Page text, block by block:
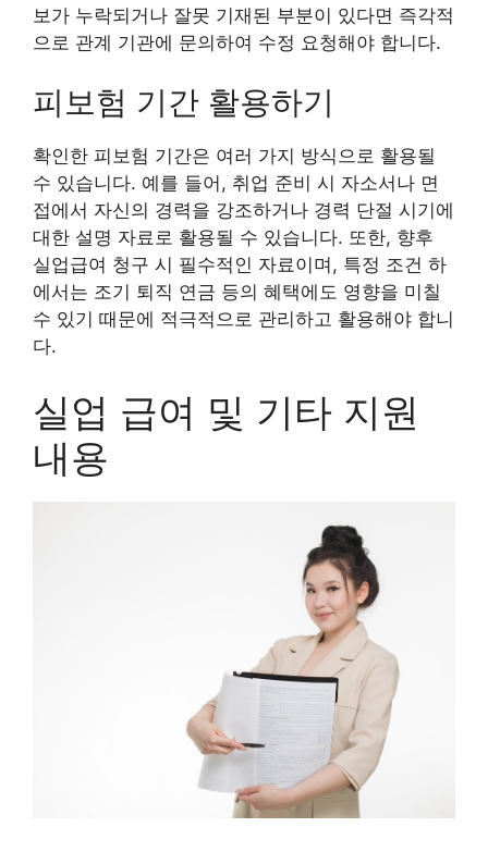
보가 누락되거나 잘못 기재된 부분이 있다면 즉각적
으로 관계 기관에 문의하여 수정 요청해야 합니다.
피보험 기간 활용하기
확인한 피보험 기간은 여러 가지 방식으로 활용될
수 있습니다. 예를 들어, 취업 준비 시 자소서나 면
접에서 자신의 경력을 강조하거나 경력 단절 시기에
대한 설명 자료로 활용될 수 있습니다. 또한, 향후
실업급여 청구 시 필수적인 자료이며, 특정 조건 하
에서는 조기 퇴직 연금 등의 혜택에도 영향을 미칠
수 있기 때문에 적극적으로 관리하고 활용해야 합니
다.
실업 급여 및 기타 지원
내용